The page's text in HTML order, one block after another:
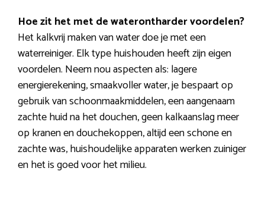
Hoe zit het met de waterontharder voordelen?
Het kalkvrij maken van water doe je met een
waterreiniger. Elk type huishouden heeft zijn eigen
voordelen. Neem nou aspecten als: lagere
energierekening, smaakvoller water, je bespaart op
gebruik van schoonmaakmiddelen, een aangenaam
zachte huid na het douchen, geen kalkaanslag meer
op kranen en douchekoppen, altijd een schone en
zachte was, huishoudelijke apparaten werken zuiniger
en het is goed voor het milieu.